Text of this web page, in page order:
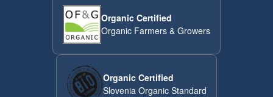
Organic Certified
Organic Farmers & Growers
Organic Certified
Slovenia Organic Standard